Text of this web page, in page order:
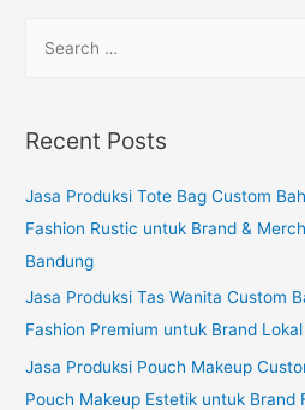
r
h
f
o
:
Recent Posts
Jasa Produksi Tote Bag Custom
Fashion Rustic untuk Brand &
Bandung
Jasa Produksi Tas Wanita Custom
Fashion Premium untuk Brand
Jasa Produksi Pouch Makeup
Pouch Makeup Estetik untuk Brand